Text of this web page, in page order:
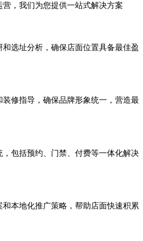
营，我们为您提供一站式解决方案
选址分析，确保店面位置具备最佳盈
修指导，确保品牌形象统一，营造最
包括预约、门禁、付费等一体化解决
本地化推广策略，帮助店面快速积累